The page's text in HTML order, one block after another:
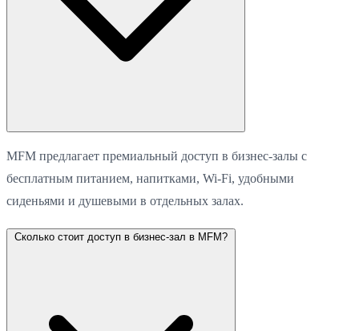
MFM предлагает премиальный доступ в бизнес-залы с
бесплатным питанием, напитками, Wi-Fi, удобными
сиденьями и душевыми в отдельных залах.
Сколько стоит доступ в бизнес-зал в MFM?